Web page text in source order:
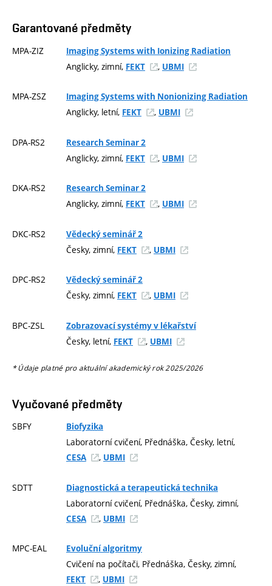
Garantované předměty
MPA-ZIZ Imaging Systems with Ionizing Radiation
Anglicky, zimní, FEKT , UBMI
MPA-ZSZ Imaging Systems with Nonionizing Radiation
Anglicky, letní, FEKT , UBMI
DPA-RS2 Research Seminar 2
Anglicky, zimní, FEKT , UBMI
DKA-RS2 Research Seminar 2
Anglicky, zimní, FEKT , UBMI
DKC-RS2 Vědecký seminář 2
Česky, zimní, FEKT , UBMI
DPC-RS2 Vědecký seminář 2
Česky, zimní, FEKT , UBMI
BPC-ZSL Zobrazovací systémy v lékařství
Česky, letní, FEKT , UBMI
* Údaje platné pro aktuální akademický rok 2025/2026
Vyučované předměty
SBFY Biofyzika
Laboratorní cvičení, Přednáška, Česky, letní,
CESA , UBMI
SDTT Diagnostická a terapeutická technika
Laboratorní cvičení, Přednáška, Česky, zimní,
CESA , UBMI
MPC-EAL Evoluční algoritmy
Cvičení na počítači, Přednáška, Česky, zimní,
FEKT , UBMI